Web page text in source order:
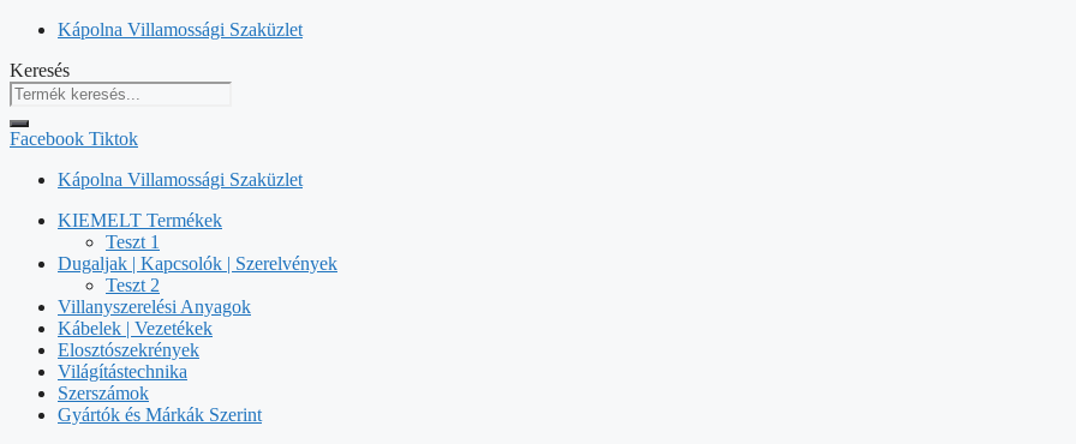
Kilépés
tartalomba
Kápolna Villamossági Szaküzlet
Keresés
Facebook Tiktok
Kápolna Villamossági Szaküzlet
KIEMELT Termékek
Teszt 1
Dugaljak | Kapcsolók | Szerelvények
Teszt 2
Villanyszerelési Anyagok
Kábelek | Vezetékek
Elosztószekrények
Világítástechnika
Szerszámok
Gyártók és Márkák Szerint